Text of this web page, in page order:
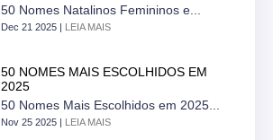
50 Nomes Natalinos Femininos e...
Dec 21 2025 | LEIA MAIS
50 NOMES MAIS ESCOLHIDOS EM
2025
50 Nomes Mais Escolhidos em 2025...
Nov 25 2025 | LEIA MAIS